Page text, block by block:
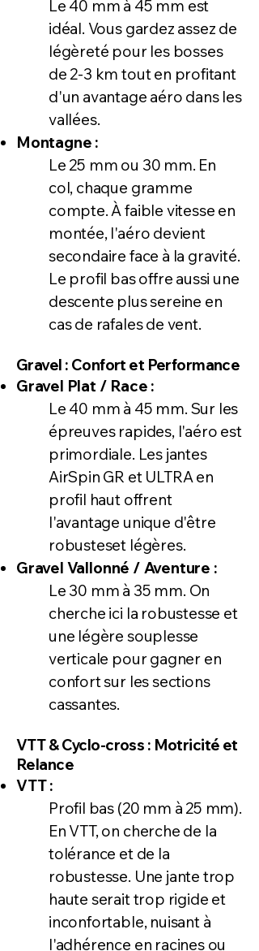
Le 40 mm à 45 mm est
idéal. Vous gardez assez de
légèreté pour les bosses
de 2-3 km tout en profitant
d'un avantage aéro dans les
vallées.
Montagne :
Le 25 mm ou 30 mm. En
col, chaque gramme
compte. À faible vitesse en
montée, l'aéro devient
secondaire face à la gravité.
Le profil bas offre aussi une
descente plus sereine en
cas de rafales de vent.
Gravel : Confort et Performance
Gravel Plat / Race :
Le 40 mm à 45 mm. Sur les
épreuves rapides, l'aéro est
primordiale. Les jantes
AirSpin GR et ULTRA en
profil haut offrent
l'avantage unique d'être
robusteset légères.
Gravel Vallonné / Aventure :
Le 30 mm à 35 mm. On
cherche ici la robustesse et
une légère souplesse
verticale pour gagner en
confort sur les sections
cassantes.
VTT & Cyclo-cross : Motricité et
Relance
VTT :
Profil bas (20 mm à 25 mm).
En VTT, on cherche de la
tolérance et de la
robustesse. Une jante trop
haute serait trop rigide et
inconfortable, nuisant à
l'adhérence en racines ou